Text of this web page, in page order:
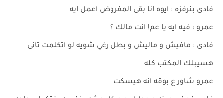
فادى بنرفزه : ايوه انا بقى المفروض اعمل ايه
عمرو : فيه ايه يا عم! انت مالك ؟
فادى : مافيش و ماليش و بطل رغي شويه لو اتكلمت تانى
هسيبلك المكتب كله
عمرو شاور ع بوقه انه هيسكت